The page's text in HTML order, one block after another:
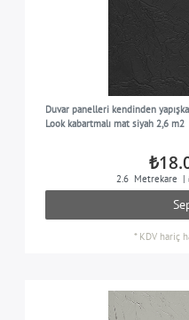
Duvar panelleri kendinden
Look kabartmalı mat siyah 2,6 m2
2.6 Metrekare |
* KDV hariç